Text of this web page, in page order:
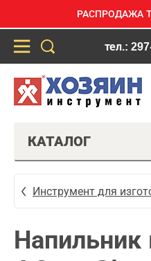
РАСПРОДАЖА
тел.:
КАТАЛОГ
Инструмент для
Напильник